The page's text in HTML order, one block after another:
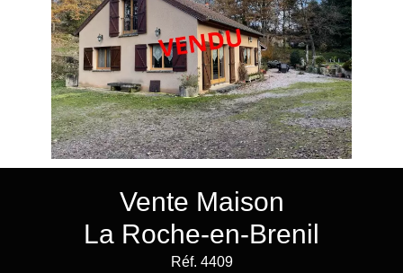
Vente Maison
La Roche-en-Brenil
Réf. 4409